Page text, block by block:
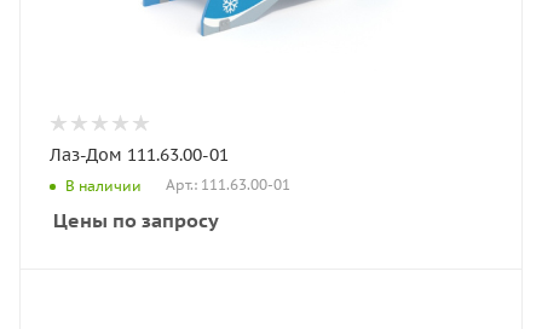
Лаз-Дом 111.63.00-01
В наличии Арт.: 111.63.00-01
Цены по запросу